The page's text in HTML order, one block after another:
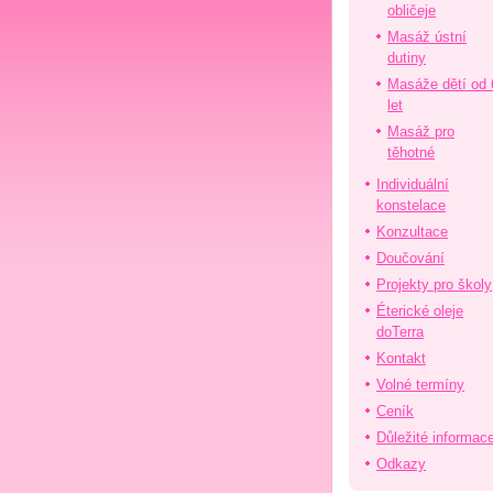
obličeje
Masáž ústní
dutiny
Masáže dětí od
let
Masáž pro
těhotné
Individuální
konstelace
Konzultace
Doučování
Projekty pro školy
Éterické oleje
doTerra
Kontakt
Volné termíny
Ceník
Důležité
Odkazy